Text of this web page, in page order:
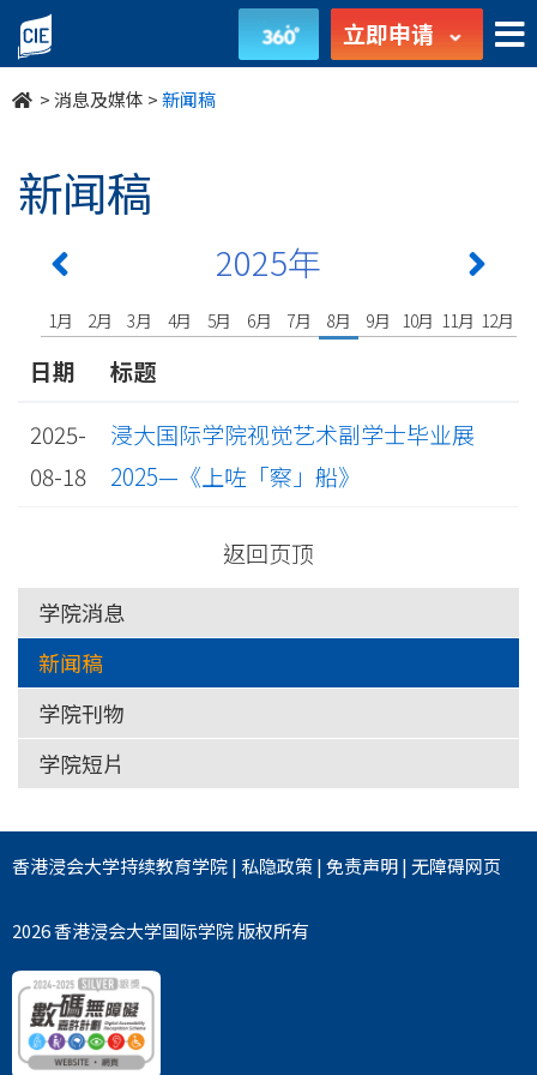
undefined 立即申请
>消息及媒体 >新闻稿
新闻稿
2025年
1月 2月 3月 4月 5月 6月 7月 8月 9月 10月 11月 12月
日期
标题
2025-
08-18
浸大国际学院视觉艺术副学士毕业展
2025—《上咗「察」船》
返回页顶
学院消息
新闻稿
学院刊物
学院短片
香港浸会大学持续教育学院| 私隐政策|免责声明|无障碍网页
2026 香港浸会大学国际学院 版权所有